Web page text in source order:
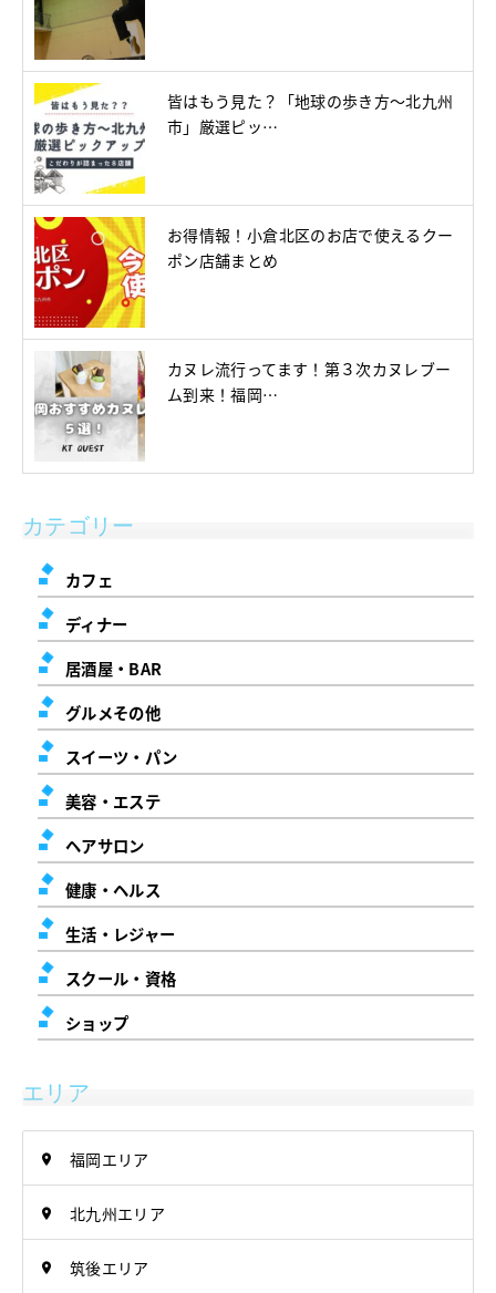
皆はもう見た？「地球の歩き方～北九州
市」厳選ピッ…
お得情報！小倉北区のお店で使えるクー
ポン店舗まとめ
カヌレ流行ってます！第３次カヌレブー
ム到来！福岡…
カテゴリー
カフェ
ディナー
居酒屋・BAR
グルメその他
スイーツ・パン
美容・エステ
ヘアサロン
健康・ヘルス
生活・レジャー
スクール・資格
ショップ
エリア
福岡エリア
北九州エリア
筑後エリア